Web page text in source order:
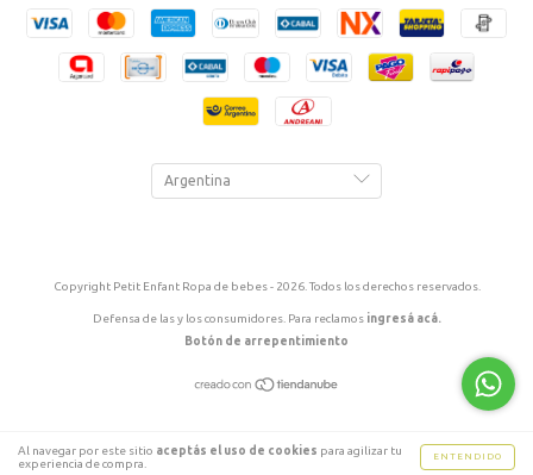
Al navegar por este sitio aceptás el uso de cookies para agilizar tu
experiencia de compra.
ENTENDIDO
Copyright Petit Enfant Ropa de bebes - 2026. Todos los derechos reservados.
Defensa de las y los consumidores. Para reclamos ingresá acá.
Botón de arrepentimiento